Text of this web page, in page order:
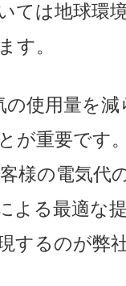
ては地球環
す。
使用量を
が重要です
様の電気代
よる最適な
するのが弊